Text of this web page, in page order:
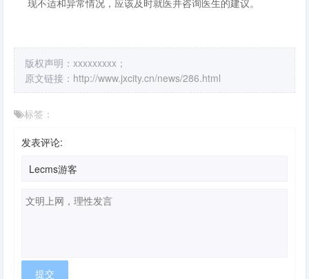
现不适和异常情况，应该及时就医并咨询医生的建议。
版权声明：xxxxxxxxx；
原文链接： http://www.jxcity.cn/news/286.html
标签：
发表评论: